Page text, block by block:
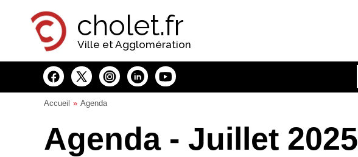
cholet.fr
Ville et Agglomération
Accueil Agenda
Agenda - Juillet 2025